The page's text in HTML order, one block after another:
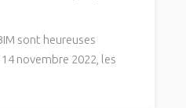
sont heureuses
novembre 2022, les